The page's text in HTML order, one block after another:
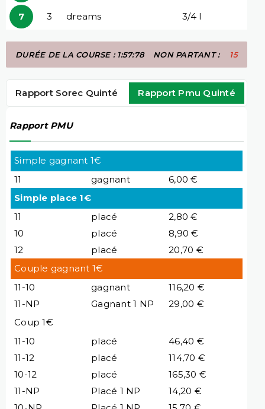
7 3 dreams 3/4 l
DURÉE DE LA COURSE : 1:57:78 NON PARTANT : 15
Rapport Sorec Quinté Rapport Pmu Quinté
Rapport PMU
Simple gagnant 1€
11
gagnant
6,00 €
Simple place 1€
11
placé
2,80 €
10
placé
8,90 €
12
placé
20,70 €
Couple gagnant 1€
11-10
gagnant
116,20 €
11-NP
Gagnant 1 NP
29,00 €
Coup 1€
11-10
placé
46,40 €
11-12
placé
114,70 €
10-12
placé
165,30 €
11-NP
Placé 1 NP
14,20 €